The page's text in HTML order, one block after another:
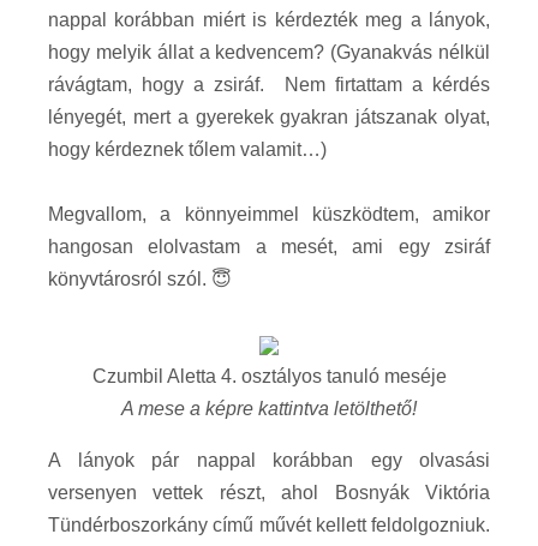
nappal korábban miért is kérdezték meg a lányok,
hogy melyik állat a kedvencem? (Gyanakvás nélkül
rávágtam, hogy a zsiráf. Nem firtattam a kérdés
lényegét, mert a gyerekek gyakran játszanak olyat,
hogy kérdeznek tőlem valamit…)
Megvallom, a könnyeimmel küszködtem, amikor
hangosan elolvastam a mesét, ami egy zsiráf
könyvtárosról szól. 😇
Czumbil Aletta 4. osztályos tanuló meséje
A mese a képre kattintva letölthető!
A lányok pár nappal korábban egy olvasási
versenyen vettek részt, ahol Bosnyák Viktória
Tündérboszorkány című művét kellett feldolgozniuk.